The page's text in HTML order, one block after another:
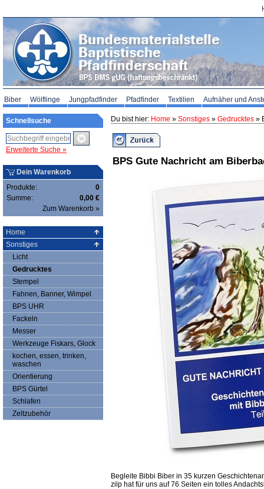
Biber Wölflinge Jungpfadfinder Pfadfinder Textilien Aufnäher und
Schnellsuche
Erweiterte Suche »
Dein Warenkorb
Produkte:
0
Summe:
0,00 €
Zum Warenkorb »
Home
Sonstiges
Licht
Gedrucktes
Stempel
Fahnen, Banner, Wimpel
BPS UHR
Fackeln
Messer
Werkzeuge Fiskars, Glock
kochen, essen, trinken,
waschen
Orientierung
BPS Gürtel
Schlafen
Zeltzubehör
Du bist hier: Home » Sonstiges » Gedrucktes »
BPS Gute Nachricht am
Begleite Bibbi Biber in 35 kurzen
zilp hat für uns auf 76 Seiten ein tolles